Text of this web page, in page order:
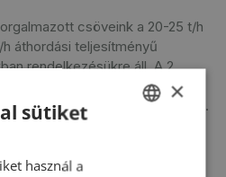
csöveink a 20-25 t/h
áthordási teljesítményű
rendelkezésükre áll. A 2,
természetesen minden
idomok, bakok).
×
sütiket
használ a